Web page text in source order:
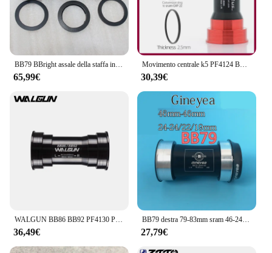
65,99€
Movimento centrale k5 PF4124 BB86 BB92 per Shimano/SRAM GXP Pressfit 41mm larghezza 86.5-92 cuscinetto ceramico 24mm guarnitura parti bici
30,39€
36,49€
BB79 destra 79-83mm sram 46-24mm22 pressione nell'albero di conversione delle staffe inferiori della bicicletta BBright dell'asse
27,79€